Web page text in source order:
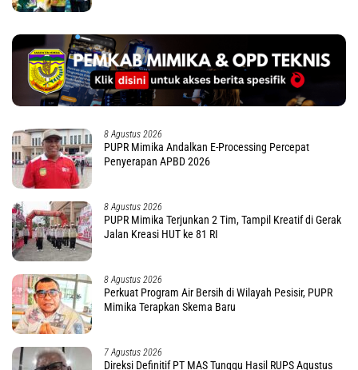
8 Agustus 2026
PUPR Mimika Andalkan E-Processing Percepat
Penyerapan APBD 2026
8 Agustus 2026
PUPR Mimika Terjunkan 2 Tim, Tampil Kreatif di Gerak
Jalan Kreasi HUT ke 81 RI
8 Agustus 2026
Perkuat Program Air Bersih di Wilayah Pesisir, PUPR
Mimika Terapkan Skema Baru
7 Agustus 2026
Direksi Definitif PT MAS Tunggu Hasil RUPS Agustus